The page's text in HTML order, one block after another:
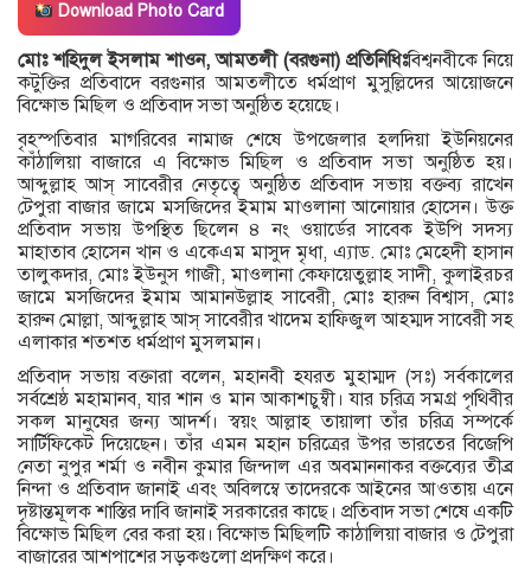
Download Photo Card
মোঃ শহিদুল ইসলাম শাওন, আমতলী (বরগুনা) প্রতিনিধিঃবিশ্বনবীকে নিয়ে
কটুক্তির প্রতিবাদে বরগুনার আমতলীতে ধর্মপ্রাণ মুসুল্লিদের আয়োজনে
বিক্ষোভ মিছিল ও প্রতিবাদ সভা অনুষ্ঠিত হয়েছে।
বৃহস্পতিবার মাগরিবের নামাজ শেষে উপজেলার হলদিয়া ইউনিয়নের
কাঁঠালিয়া বাজারে এ বিক্ষোভ মিছিল ও প্রতিবাদ সভা অনুষ্ঠিত হয়।
আব্দুল্লাহ আস্ সাবেরীর নেতৃত্বে অনুষ্ঠিত প্রতিবাদ সভায় বক্তব্য রাখেন
টেপুরা বাজার জামে মসজিদের ইমাম মাওলানা আনোয়ার হোসেন। উক্ত
প্রতিবাদ সভায় উপস্থিত ছিলেন ৪ নং ওয়ার্ডের সাবেক ইউপি সদস্য
মাহাতাব হোসেন খান ও একেএম মাসুদ মৃধা, এ্যাড. মোঃ মেহেদী হাসান
তালুকদার, মোঃ ইউনুস গাজী, মাওলানা কেফায়েতুল্লাহ সাদী, কুলাইরচর
জামে মসজিদের ইমাম আমানউল্লাহ সাবেরী, মোঃ হারুন বিশ্বাস, মোঃ
হারুন মোল্লা, আব্দুল্লাহ আস্ সাবেরীর খাদেম হাফিজুল আহম্মদ সাবেরী সহ
এলাকার শতশত ধর্মপ্রাণ মুসলমান।
প্রতিবাদ সভায় বক্তারা বলেন, মহানবী হযরত মুহাম্মদ (সঃ) সর্বকালের
সর্বশ্রেষ্ঠ মহামানব, যার শান ও মান আকাশচুম্বী। যার চরিত্র সমগ্র পৃথিবীর
সকল মানুষের জন্য আদর্শ। স্বয়ং আল্লাহ তায়ালা তাঁর চরিত্র সম্পর্কে
সার্টিফিকেট দিয়েছেন। তাঁর এমন মহান চরিত্রের উপর ভারতের বিজেপি
নেতা নুপুর শর্মা ও নবীন কুমার জিন্দাল এর অবমাননাকর বক্তব্যের তীব্র
নিন্দা ও প্রতিবাদ জানাই এবং অবিলম্বে তাদেরকে আইনের আওতায় এনে
দৃষ্টান্তমূলক শাস্তির দাবি জানাই সরকারের কাছে। প্রতিবাদ সভা শেষে একটি
বিক্ষোভ মিছিল বের করা হয়। বিক্ষোভ মিছিলটি কাঠালিয়া বাজার ও টেপুরা
বাজারের আশপাশের সড়কগুলো প্রদক্ষিণ করে।